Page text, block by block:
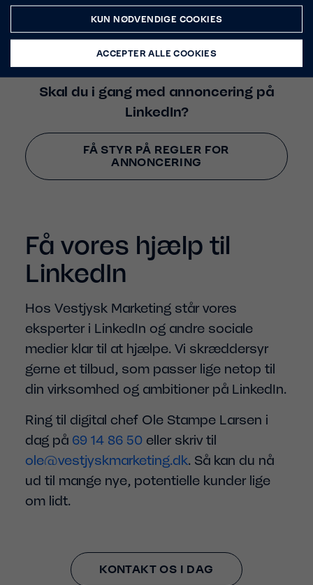
du længere ud end dine eksisterende
følgere og det sædvanlige netværk.
Skal du i gang med annoncering på
LinkedIn?
FÅ STYR PÅ REGLER FOR
ANNONCERING
Få vores hjælp til
LinkedIn
Hos Vestjysk Marketing står vores
eksperter i LinkedIn og andre sociale
medier klar til at hjælpe. Vi skræddersyr
gerne et tilbud, som passer lige netop til
din virksomhed og ambitioner på LinkedIn.
Ring til digital chef Ole Stampe Larsen i
dag på 69 14 86 50eller skriv til
ole@vestjyskmarketing.dk. Så kan du nå
ud til mange nye, potentielle kunder lige
om lidt.
KONTAKT OS I DAG
KUN NØDVENDIGE COOKIES
ACCEPTER ALLE COOKIES